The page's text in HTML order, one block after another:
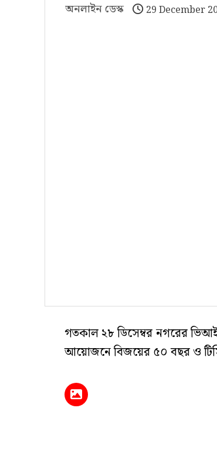
অনলাইন ডেস্ক 29 December
গতকাল ২৮ ডিসেম্বর নগরের
আয়োজনে বিজয়ের ৫০ বছর ও